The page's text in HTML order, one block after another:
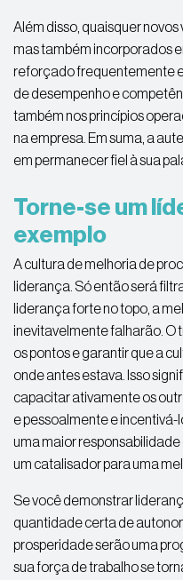
Além disso, quaisquer
mas também incorporados
reforçado frequentemente
de desempenho e
também ​​nos princípios
na empresa. Em suma, a
em permanecer fiel à sua
Torne-se um
exemplo
A cultura de melhoria de
liderança. Só então será
liderança forte no topo, a
inevitavelmente falharão. O
os pontos e garantir que a
onde antes estava. Isso
capacitar ativamente os
e pessoalmente e incentivá-
uma maior
um catalisador para uma
Se você demonstrar
quantidade certa de
prosperidade serão uma
sua força de trabalho se